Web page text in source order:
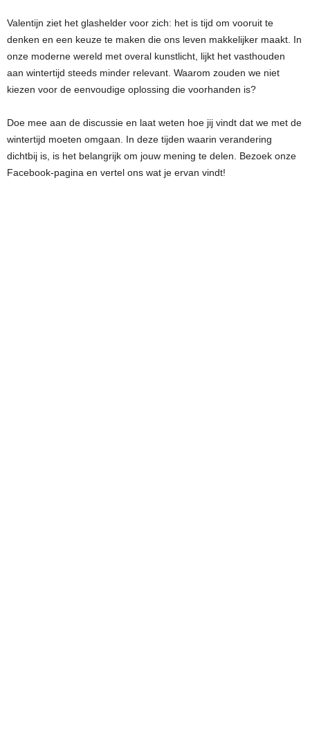
Valentijn ziet het glashelder voor zich: het is tijd om vooruit te
denken en een keuze te maken die ons leven makkelijker maakt. In
onze moderne wereld met overal kunstlicht, lijkt het vasthouden
aan wintertijd steeds minder relevant. Waarom zouden we niet
kiezen voor de eenvoudige oplossing die voorhanden is?
Doe mee aan de discussie en laat weten hoe jij vindt dat we met de
wintertijd moeten omgaan. In deze tijden waarin verandering
dichtbij is, is het belangrijk om jouw mening te delen. Bezoek onze
Facebook-pagina en vertel ons wat je ervan vindt!